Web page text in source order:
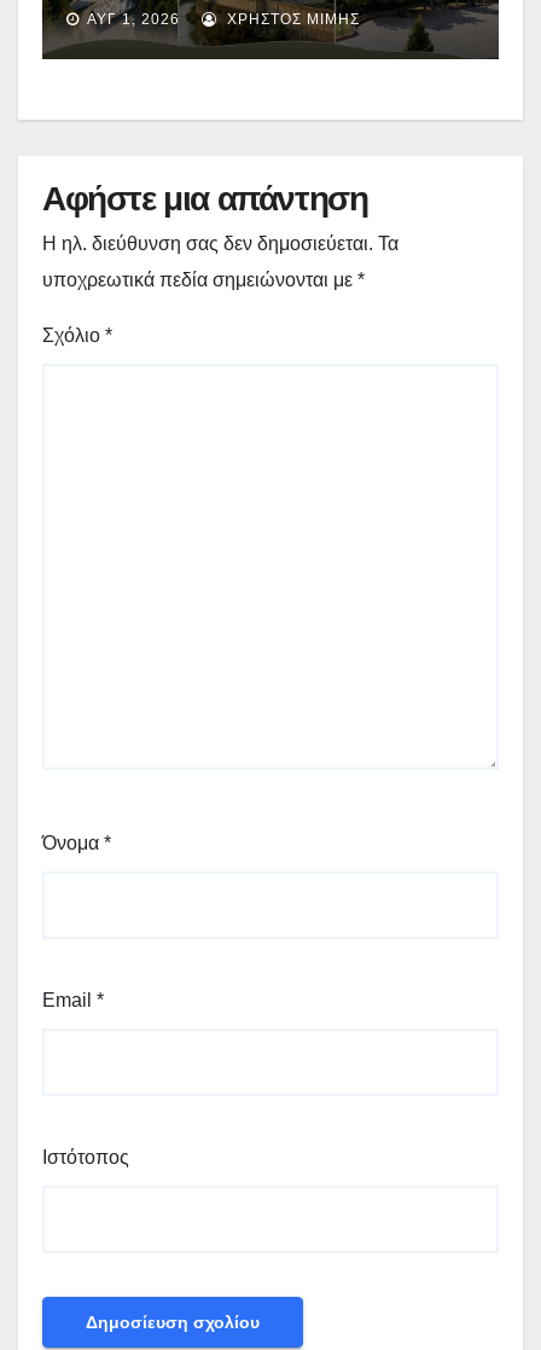
πολιτισμού – Το αναλυτικό
πρόγραμμα
ΑΥΓ 1, 2026 ΧΡΉΣΤΟΣ ΜΊΜΗΣ
Αφήστε μια απάντηση
Η ηλ. διεύθυνση σας δεν δημοσιεύεται. Τα
υποχρεωτικά πεδία σημειώνονται με *
Σχόλιο *
Όνομα *
Email *
Ιστότοπος